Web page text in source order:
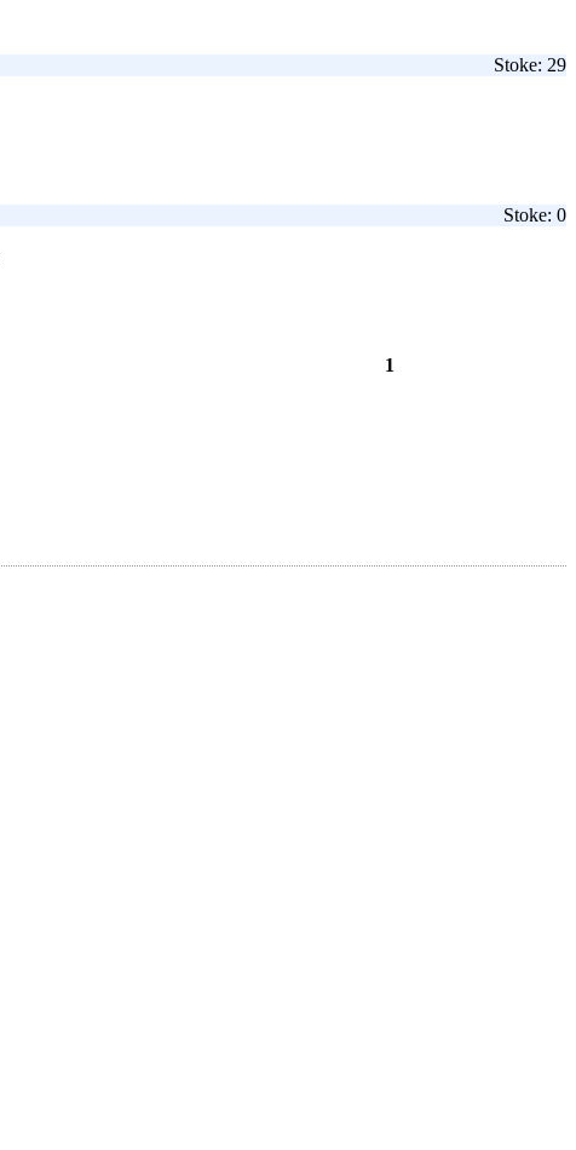
Stoke: 29
Stoke: 0
1